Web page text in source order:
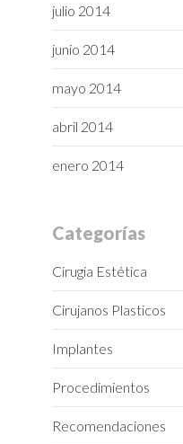
julio 2014
junio 2014
mayo 2014
abril 2014
enero 2014
Categorías
Cirugía Estética
Cirujanos Plasticos
Implantes
Procedimientos
Recomendaciones